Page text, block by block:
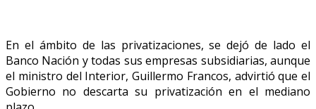
En el ámbito de las privatizaciones, se dejó de lado el
Banco Nación y todas sus empresas subsidiarias, aunque
el ministro del Interior, Guillermo Francos, advirtió que el
Gobierno no descarta su privatización en el mediano